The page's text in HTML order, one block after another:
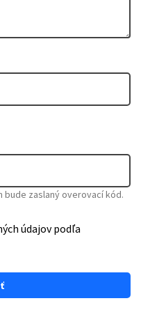
bude zaslaný overovací kód.
údajov podľa